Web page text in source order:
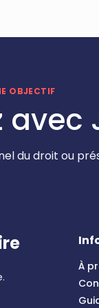
OBJECTIF
avec
du droit ou
À